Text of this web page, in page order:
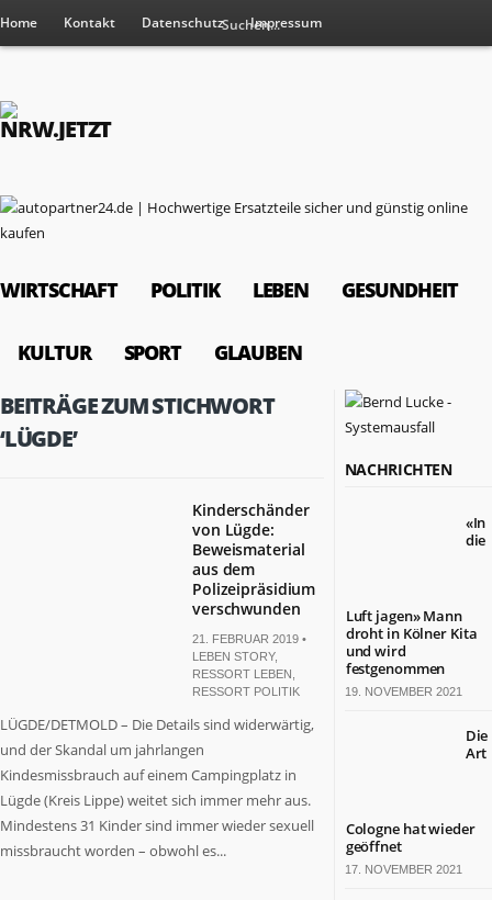
Home Kontakt Datenschutz Impressum
WIRTSCHAFT POLITIK LEBEN GESUNDHEIT
KULTUR SPORT GLAUBEN
BEITRÄGE ZUM STICHWORT
‘LÜGDE’
Kinderschänder
von Lügde:
Beweismaterial
aus dem
Polizeipräsidium
verschwunden
21. FEBRUAR 2019 •
LEBEN STORY,
RESSORT LEBEN
RESSORT POLITIK
LÜGDE/DETMOLD – Die Details sind widerwärtig,
und der Skandal um jahrlangen
Kindesmissbrauch auf einem Campingplatz in
Lügde (Kreis Lippe) weitet sich immer mehr aus.
Mindestens 31 Kinder sind immer wieder sexuell
missbraucht worden – obwohl es...
NACHRICHTEN
«In
die
Luft jagen» Mann
droht in Kölner Kita
und wird
festgenommen
19. NOVEMBER 2021
Die
Art
Cologne hat wieder
geöffnet
17. NOVEMBER 2021